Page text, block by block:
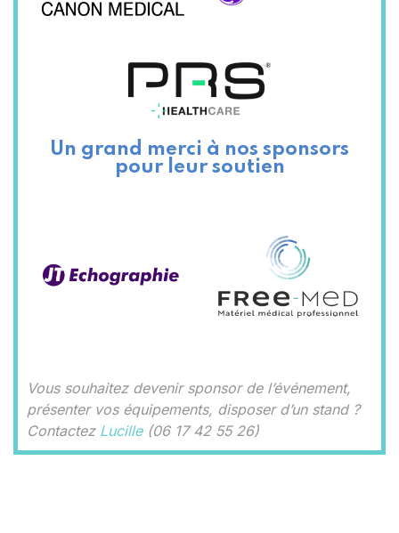
Un grand merci à nos sponsors
pour leur soutien
Vous souhaitez devenir sponsor de l’événement,
présenter vos équipements, disposer d’un stand ?
Contactez Lucille(06 17 42 55 26)